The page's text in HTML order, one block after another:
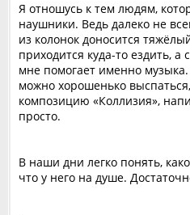
Я отношусь к тем людям,
наушники. Ведь далеко не
из колонок доносится
приходится куда-то ездить, а
мне помогает именно музыка.
можно хорошенько
композицию «Коллизия»,
просто.
В наши дни легко понять,
что у него на душе.